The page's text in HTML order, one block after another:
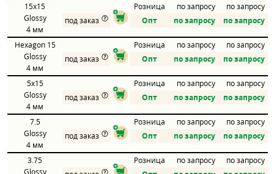
15x15
Glossy
4 мм
Розница по запросу
по запросу
под заказ
Опт по запросу по запросу
Hexagon 15
Glossy
4 мм
Розница по запросу
по запросу
под заказ
Опт по запросу по запросу
5x15
Glossy
4 мм
Розница по запросу
по запросу
под заказ
Опт по запросу по запросу
7.5
Glossy
4 мм
Розница по запросу
по запросу
под заказ
Опт по запросу по запросу
3.75
Glossy
Розница по запросу
по запросу